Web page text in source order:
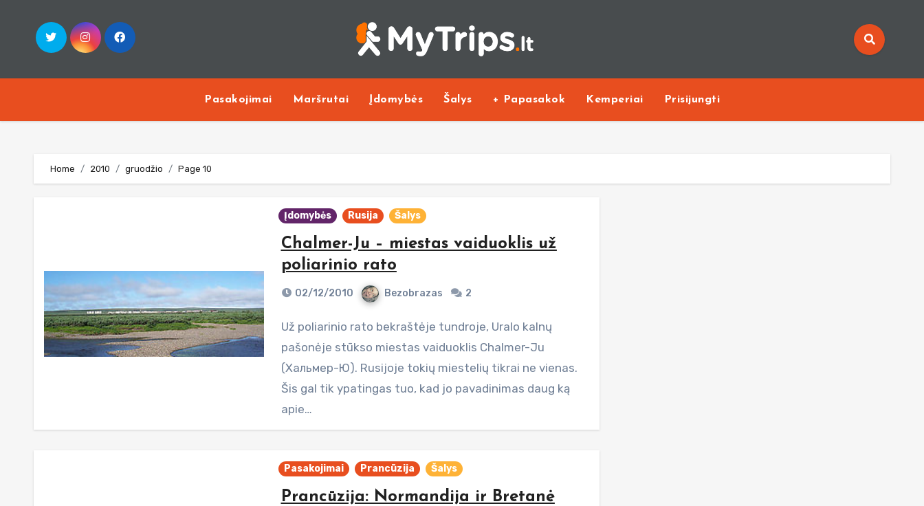
content
Pasakojimai Maršrutai Įdomybės Šalys + Papasakok Kemperiai Prisijungti
Home 2010 gruodžio Page 10
Įdomybės Rusija Šalys
Chalmer-Ju – miestas vaiduoklis už
poliarinio rato
02/12/2010 Bezobrazas 2
Už poliarinio rato bekraštėje tundroje, Uralo kalnų
pašonėje stūkso miestas vaiduoklis Chalmer-Ju
(Хальмер-Ю). Rusijoje tokių miestelių tikrai ne vienas.
Šis gal tik ypatingas tuo, kad jo pavadinimas daug ką
apie…
Pasakojimai Prancūzija Šalys
Prancūzija: Normandija ir Bretanė